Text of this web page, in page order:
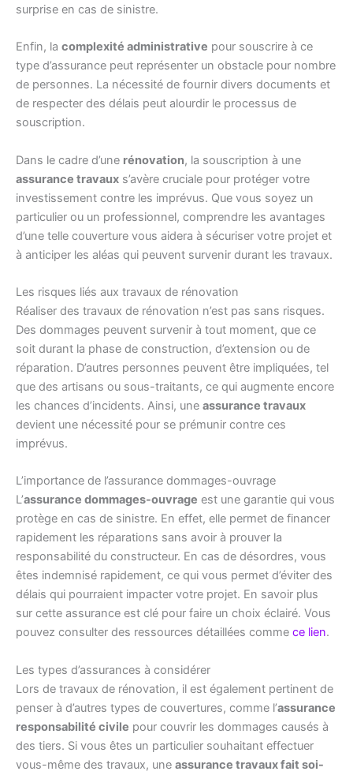
surprise en cas de sinistre.
Enfin, la complexité administrative pour souscrire à ce
type d’assurance peut représenter un obstacle pour nombre
de personnes. La nécessité de fournir divers documents et
de respecter des délais peut alourdir le processus de
souscription.
Dans le cadre d’une rénovation, la souscription à une
assurance travaux s’avère cruciale pour protéger votre
investissement contre les imprévus. Que vous soyez un
particulier ou un professionnel, comprendre les avantages
d’une telle couverture vous aidera à sécuriser votre projet et
à anticiper les aléas qui peuvent survenir durant les travaux.
Les risques liés aux travaux de rénovation
Réaliser des travaux de rénovation n’est pas sans risques.
Des dommages peuvent survenir à tout moment, que ce
soit durant la phase de construction, d’extension ou de
réparation. D’autres personnes peuvent être impliquées, tel
que des artisans ou sous-traitants, ce qui augmente encore
les chances d’incidents. Ainsi, une assurance travaux
devient une nécessité pour se prémunir contre ces
imprévus.
L’importance de l’assurance dommages-ouvrage
L’assurance dommages-ouvrage est une garantie qui vous
protège en cas de sinistre. En effet, elle permet de financer
rapidement les réparations sans avoir à prouver la
responsabilité du constructeur. En cas de désordres, vous
êtes indemnisé rapidement, ce qui vous permet d’éviter des
délais qui pourraient impacter votre projet. En savoir plus
sur cette assurance est clé pour faire un choix éclairé. Vous
pouvez consulter des ressources détaillées comme ce lien.
Les types d’assurances à considérer
Lors de travaux de rénovation, il est également pertinent de
penser à d’autres types de couvertures, comme l’assurance
responsabilité civile pour couvrir les dommages causés à
des tiers. Si vous êtes un particulier souhaitant effectuer
vous-même des travaux, une assurance travaux fait soi-